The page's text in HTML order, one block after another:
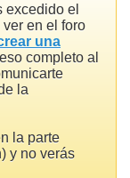
excedido el
en el foro
una
completo al
la
la parte
y no verás